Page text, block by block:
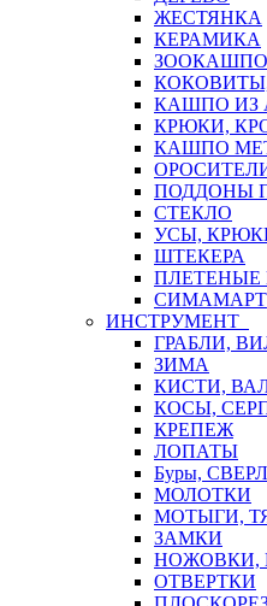
ЖЕСТЯНКА
КЕРАМИКА
ЗООКАШПО
КАШПО ИЗ
КРЮКИ,
КАШПО
ПОДДОНЫ
СТЕКЛО
УСЫ,
ШТЕКЕРА
ПЛЕТЕНЫЕ
СИМАМАРТ
ИНСТРУМЕНТ
ГРАБЛИ,
ЗИМА
КИСТИ,
КОСЫ,
КРЕПЕЖ
ЛОПАТЫ
Буры,
МОЛОТКИ
МОТЫГИ,
ЗАМКИ
НОЖОВКИ,
ОТВЕРТКИ